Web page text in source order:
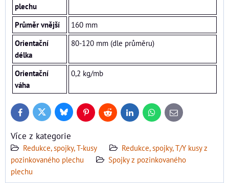
plechu
Průměr vnější
160 mm
Orientační
délka
80-120 mm (dle průměru)
Orientační
váha
0,2 kg/mb
FacebookTwitter BlueskyPinterestReddit LinkedInWhatsApp
E-
mail
Více z kategorie
Redukce, spojky, T-kusy
Redukce, spojky, T/Y kusy z
pozinkovaného plechu
Spojky z pozinkovaného
plechu